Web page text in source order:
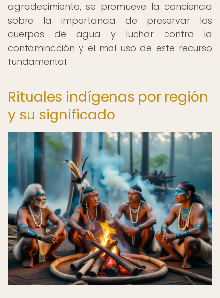
agradecimiento, se promueve la conciencia
sobre la importancia de preservar los
cuerpos de agua y luchar contra la
contaminación y el mal uso de este recurso
fundamental.
Rituales indígenas por región
y su significado